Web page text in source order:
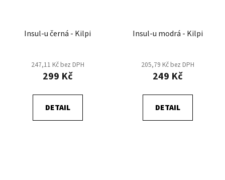
Insul-u černá - Kilpi
247,11 Kč bez DPH
299 Kč
DETAIL
Insul-u modrá - Kilpi
205,79 Kč bez DPH
249 Kč
DETAIL